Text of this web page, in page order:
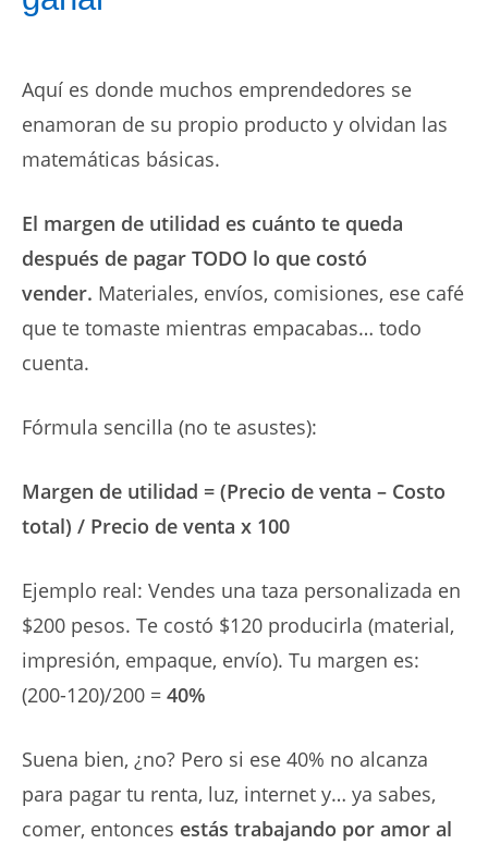
Aquí es donde muchos emprendedores se
enamoran de su propio producto y olvidan las
matemáticas básicas.
El margen de utilidad es cuánto te queda
después de pagar TODO lo que costó
vender. Materiales, envíos, comisiones, ese café
que te tomaste mientras empacabas… todo
cuenta.
Fórmula sencilla (no te asustes):
Margen de utilidad = (Precio de venta – Costo
total) / Precio de venta x 100
Ejemplo real: Vendes una taza personalizada en
$200 pesos. Te costó $120 producirla (material,
impresión, empaque, envío). Tu margen es:
(200-120)/200 = 40%
Suena bien, ¿no? Pero si ese 40% no alcanza
para pagar tu renta, luz, internet y… ya sabes,
comer, entonces estás trabajando por amor al